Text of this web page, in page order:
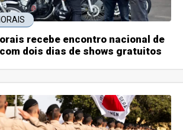
recebe encontro nacional de
dois dias de shows gratuitos